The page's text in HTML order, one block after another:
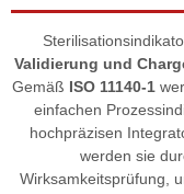
Validierung und
Gemäß ISO 11140-1
einfachen
hochpräzisen
werden sie
Wirksamkeitsprüfung,